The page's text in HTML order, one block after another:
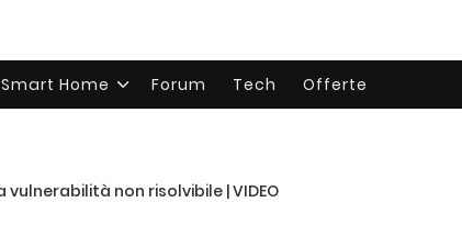
Smart Home Forum Tech Offerte
non risolvibile | VIDEO